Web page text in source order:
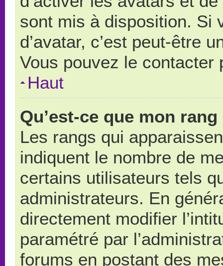
sont mis à disposition. Si
d’avatar, c’est peut-être
Vous pouvez le contacter
Haut
Qu’est-ce que mon
Les rangs qui
indiquent le nombre de
certains utilisateurs tels
administrateurs. En
directement modifier
paramétré par
forums en postant des